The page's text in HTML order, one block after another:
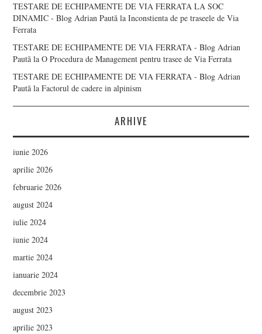
TESTARE DE ECHIPAMENTE DE VIA FERRATA LA SOC
DINAMIC - Blog Adrian Paută laInconstienta de pe traseele de Via
Ferrata
TESTARE DE ECHIPAMENTE DE VIA FERRATA - Blog Adrian
Paută laO Procedura de Management pentru trasee de Via Ferrata
TESTARE DE ECHIPAMENTE DE VIA FERRATA - Blog Adrian
Paută laFactorul de cadere in alpinism
ARHIVE
iunie 2026
aprilie 2026
februarie 2026
august 2024
iulie 2024
iunie 2024
martie 2024
ianuarie 2024
decembrie 2023
august 2023
aprilie 2023